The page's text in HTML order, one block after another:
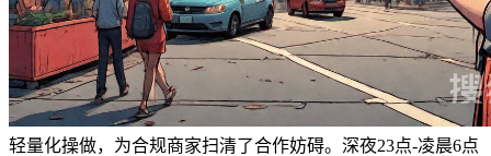
轻量化操做，为合规商家扫清了合作妨碍。深夜23点-凌晨6点